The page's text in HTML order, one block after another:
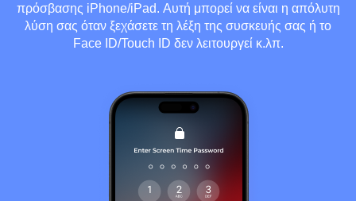
πρόσβασης iPhone/iPad. Αυτή μπορεί να είναι η απόλυτη
λύση σας όταν ξεχάσετε τη λέξη της συσκευής σας ή το
Face ID/Touch ID δεν λειτουργεί κ.λπ.